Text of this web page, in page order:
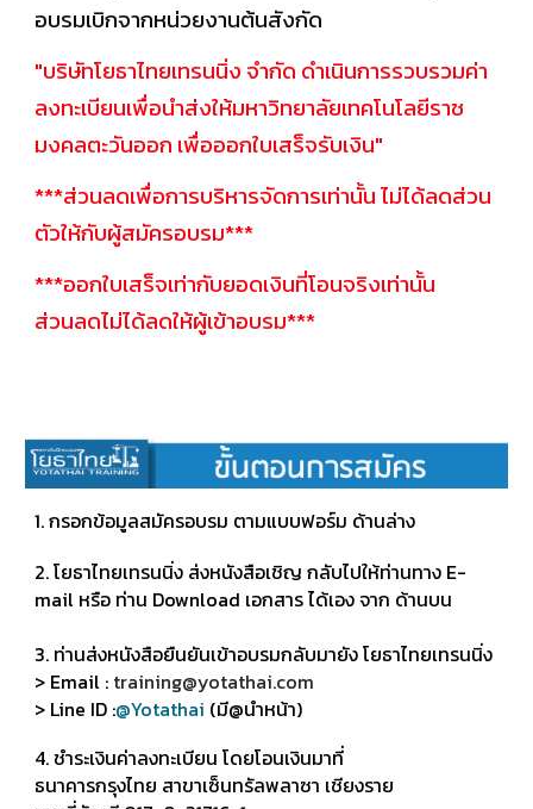
อบรมเบิกจากหน่วยงานต้นสังกัด
"บริษัทโยธาไทยเทรนนิ่ง จำกัด ดำเนินการรวบรวมค่า
ลงทะเบียนเพื่อนำส่งให้มหาวิทยาลัยเทคโนโลยีราช
มงคลตะวันออก เพื่อออกใบเสร็จรับเงิน"
***ส่วนลดเพื่อการบริหารจัดการเท่านั้น ไม่ได้ลดส่วน
ตัวให้กับผู้สมัครอบรม***
***ออกใบเสร็จเท่ากับยอดเงินที่โอนจริงเท่านั้น
ส่วนลดไม่ได้ลดให้ผู้เข้าอบรม***
​1. กรอกข้อมูลสมัครอบรม ตามแบบฟอร์ม ด้านล่าง
2. โยธาไทยเทรนนิ่ง ส่งหนังสือเชิญ กลับไปให้ท่านทาง E-
mail หรือ ท่าน Download เอกสาร ได้เอง จาก ด้านบน
3. ท่านส่งหนังสือยืนยันเข้าอบรมกลับมายัง โยธาไทยเทรนนิ่ง
> Email : training@yotathai.com
> Line ID :@Yotathai (มี@นำหน้า)
4. ชำระเงินค่าลงทะเบียน โดยโอนเงินมาที่
ธนาคารกรุงไทย สาขาเซ็นทรัลพลาซา เชียงราย